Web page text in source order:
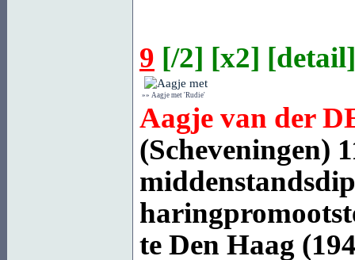
9 [/2] [x2] [detail
»» Aagje met 'Rudie'
Aagje van der
(Scheveningen)
te Den Haag